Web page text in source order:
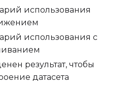
использования
использования с
результат, чтобы
датасета